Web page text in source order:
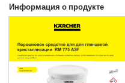
Информация о продукте